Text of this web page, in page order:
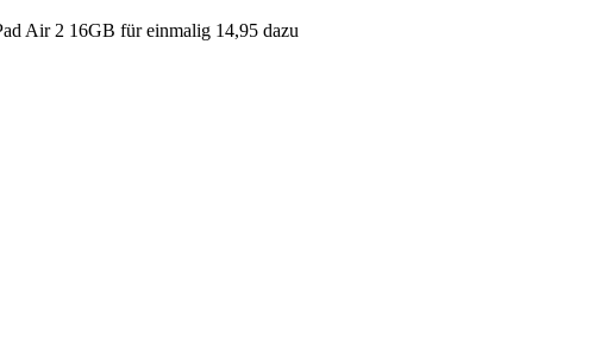
Air 2 16GB für einmalig 14,95 dazu